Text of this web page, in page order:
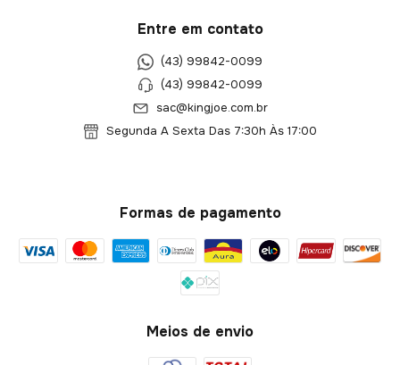
Entre em contato
(43) 99842-0099
(43) 99842-0099
sac@kingjoe.com.br
Segunda A Sexta Das 7:30h Às 17:00
Formas de pagamento
Meios de envio